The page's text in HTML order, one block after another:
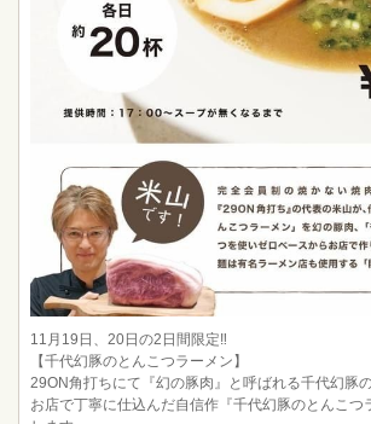
11月19日、20日の2日間限定‼︎
【千代幻豚のとんこつラーメン】
29ON角打ちにて『幻の豚肉』と呼ばれる千代幻豚
お店で丁寧に仕込んだ自信作『千代幻豚のとんこつ